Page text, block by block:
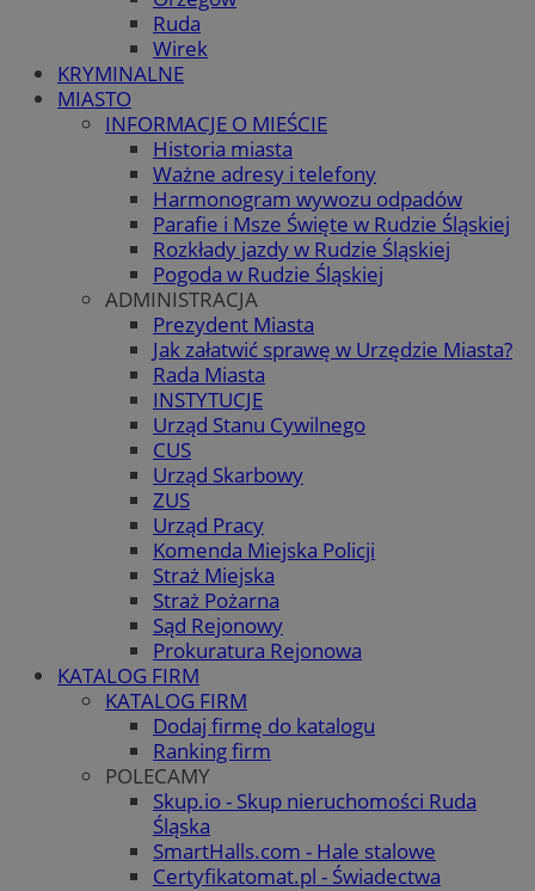
Ruda
Wirek
KRYMINALNE
MIASTO
INFORMACJE O MIEŚCIE
Historia miasta
Ważne adresy i telefony
Harmonogram wywozu odpadów
Parafie i Msze Święte w Rudzie Śląskiej
Rozkłady jazdy w Rudzie Śląskiej
Pogoda w Rudzie Śląskiej
ADMINISTRACJA
Prezydent Miasta
Jak załatwić sprawę w Urzędzie Miasta?
Rada Miasta
INSTYTUCJE
Urząd Stanu Cywilnego
CUS
Urząd Skarbowy
ZUS
Urząd Pracy
Komenda Miejska Policji
Straż Miejska
Straż Pożarna
Sąd Rejonowy
Prokuratura Rejonowa
KATALOG FIRM
KATALOG FIRM
Dodaj firmę do katalogu
Ranking firm
POLECAMY
Skup.io - Skup nieruchomości Ruda
Śląska
SmartHalls.com - Hale stalowe
Certyfikatomat.pl - Świadectwa